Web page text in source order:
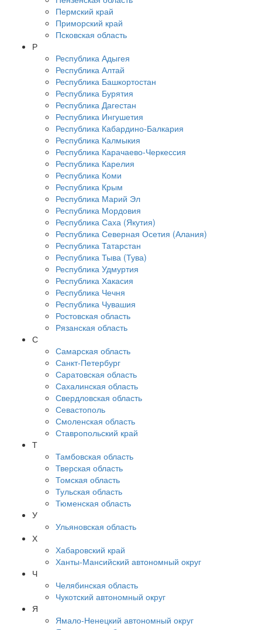
Пермский край
Приморский край
Псковская область
Р
Республика Адыгея
Республика Алтай
Республика Башкортостан
Республика Бурятия
Республика Дагестан
Республика Ингушетия
Республика Кабардино-Балкария
Республика Калмыкия
Республика Карачаево-Черкессия
Республика Карелия
Республика Коми
Республика Крым
Республика Марий Эл
Республика Мордовия
Республика Саха (Якутия)
Республика Северная Осетия (Алания)
Республика Татарстан
Республика Тыва (Тува)
Республика Удмуртия
Республика Хакасия
Республика Чечня
Республика Чувашия
Ростовская область
Рязанская область
С
Самарская область
Санкт-Петербург
Саратовская область
Сахалинская область
Свердловская область
Севастополь
Смоленская область
Ставропольский край
Т
Тамбовская область
Тверская область
Томская область
Тульская область
Тюменская область
У
Ульяновская область
Х
Хабаровский край
Ханты-Мансийский автономный округ
Ч
Челябинская область
Чукотский автономный округ
Я
Ямало-Ненецкий автономный округ